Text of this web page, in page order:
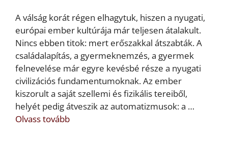
A válság korát régen elhagytuk, hiszen a nyugati,
európai ember kultúrája már teljesen átalakult.
Nincs ebben titok: mert erőszakkal átszabták. A
családalapítás, a gyermeknemzés, a gyermek
felnevelése már egyre kevésbé része a nyugati
civilizációs fundamentumoknak. Az ember
kiszorult a saját szellemi és fizikális tereiből,
helyét pedig átveszik az automatizmusok: a …
Olvass tovább